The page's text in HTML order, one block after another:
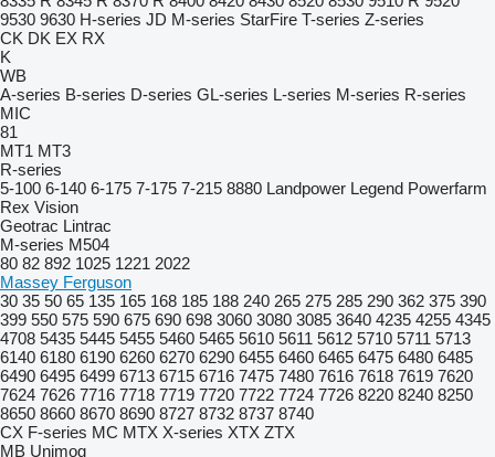
9530 9630 H-series JD M-series StarFire T-series Z-series
CK DK EX RX
K
WB
A-series B-series D-series GL-series L-series M-series R-series
MIC
81
MT1 MT3
R-series
5-100 6-140 6-175 7-175 7-215 8880 Landpower Legend Powerfarm
Rex Vision
Geotrac Lintrac
M-series M504
80 82 892 1025 1221 2022
Massey Ferguson
30 35 50 65 135 165 168 185 188 240 265 275 285 290 362 375 390
399 550 575 590 675 690 698 3060 3080 3085 3640 4235 4255 4345
4708 5435 5445 5455 5460 5465 5610 5611 5612 5710 5711 5713
6140 6180 6190 6260 6270 6290 6455 6460 6465 6475 6480 6485
6490 6495 6499 6713 6715 6716 7475 7480 7616 7618 7619 7620
7624 7626 7716 7718 7719 7720 7722 7724 7726 8220 8240 8250
8650 8660 8670 8690 8727 8732 8737 8740
CX F-series MC MTX X-series XTX ZTX
MB Unimog